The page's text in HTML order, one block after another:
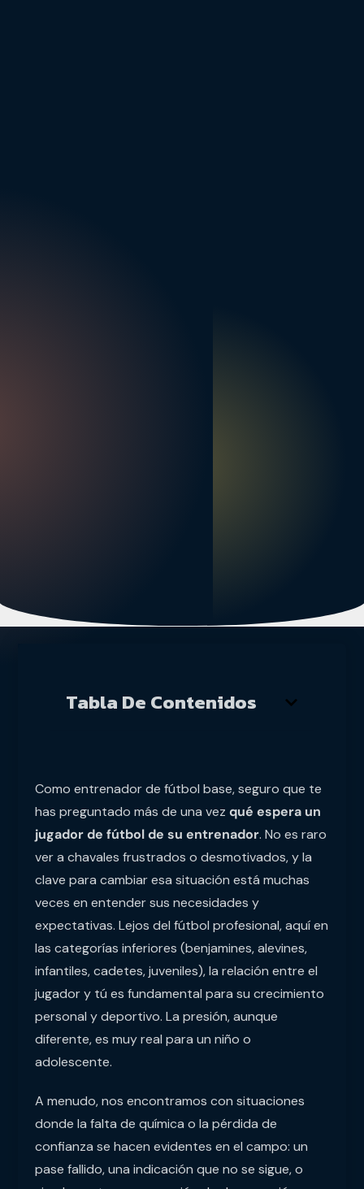
Tabla De Contenidos
Como entrenador de fútbol base, seguro que te
has preguntado más de una vez qué espera un
jugador de fútbol de su entrenador. No es raro
ver a chavales frustrados o desmotivados, y la
clave para cambiar esa situación está muchas
veces en entender sus necesidades y
expectativas. Lejos del fútbol profesional, aquí en
las categorías inferiores (benjamines, alevines,
infantiles, cadetes, juveniles), la relación entre el
jugador y tú es fundamental para su crecimiento
personal y deportivo. La presión, aunque
diferente, es muy real para un niño o
adolescente.
A menudo, nos encontramos con situaciones
donde la falta de química o la pérdida de
confianza se hacen evidentes en el campo: un
pase fallido, una indicación que no se sigue, o